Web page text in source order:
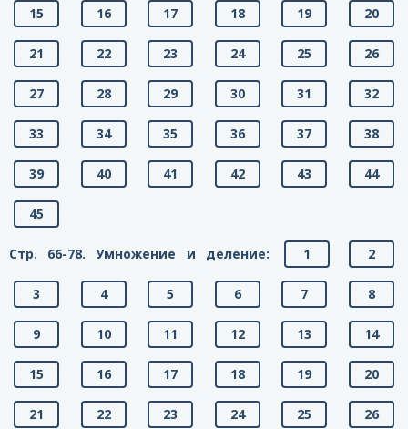
15 16 17 18 19 20
21 22 23 24 25 26
27 28 29 30 31 32
33 34 35 36 37 38
39 40 41 42 43 44
45
Стр. 66-78. Умножение и деление: 1 2
3 4 5 6 7 8
9 10 11 12 13 14
15 16 17 18 19 20
21 22 23 24 25 26